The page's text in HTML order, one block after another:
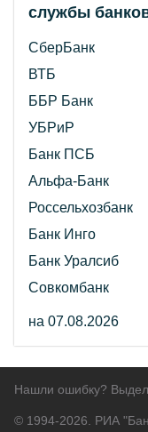
службы
СберБанк
ВТБ
ББР Банк
УБРиР
Банк ПСБ
Альфа-Банк
Россельхозбанк
Банк Инго
Банк Уралсиб
Совкомбанк
на 07.08.2026
Нашли ошибку?
© 1994-2026. РИА